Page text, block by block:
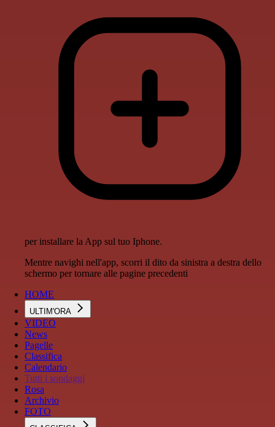
per installare la App sul tuo Iphone.
Mentre navighi nell'app, scorri il dito da sinistra a destra dello
schermo per tornare alle pagine precedenti
HOME
ULTIM'ORA
VIDEO
News
Pagelle
Classifica
Calendario
Tutti i sondaggi
Rosa
Archivio
FOTO